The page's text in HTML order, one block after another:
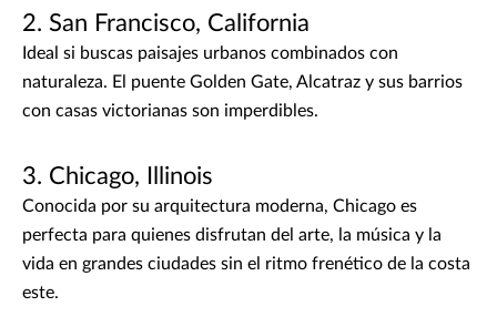
2. San Francisco, California
Ideal si buscas paisajes urbanos combinados con
naturaleza. El puente Golden Gate, Alcatraz y sus barrios
con casas victorianas son imperdibles.
3. Chicago, Illinois
Conocida por su arquitectura moderna, Chicago es
perfecta para quienes disfrutan del arte, la música y la
vida en grandes ciudades sin el ritmo frenético de la costa
este.